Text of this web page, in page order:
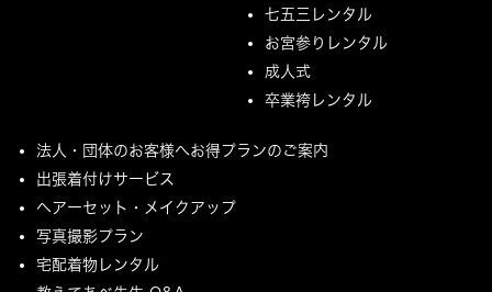
七五三レンタル
お宮参りレンタル
成人式
卒業袴レンタル
法人・団体のお客様へお得プランのご案内
出張着付けサービス
ヘアーセット・メイクアップ
写真撮影プラン
宅配着物レンタル